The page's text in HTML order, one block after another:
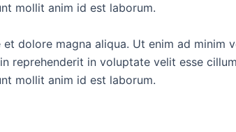
mollit anim id est laborum.
dolore magna aliqua. Ut enim ad minim
reprehenderit in voluptate velit esse
mollit anim id est laborum.